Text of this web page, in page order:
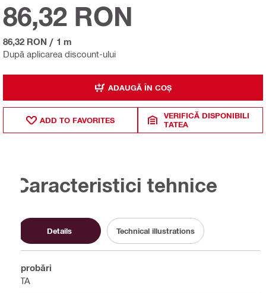
După aplicarea discount-ului
86,32 RON
86,32 RON / 1 m
ADAUGĂ ÎN COȘ
ADD TO FAVORITES
VERIFICĂ DISPONIBILI
TATEA
Caracteristici tehnice
Details Technical illustrations
Aprobări
ETA